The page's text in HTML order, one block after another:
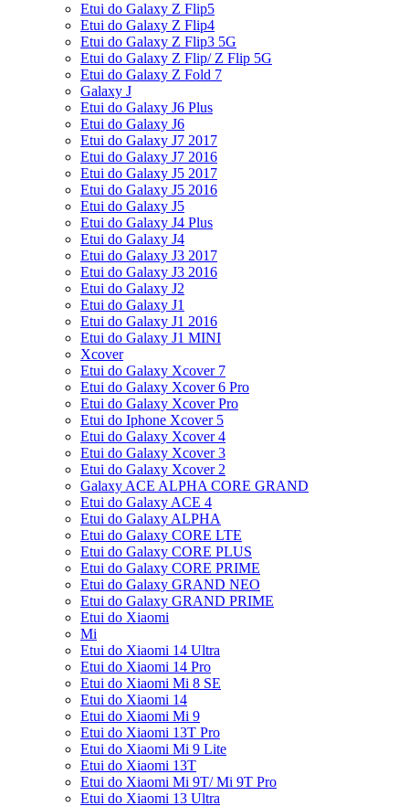
Etui do Galaxy Z Flip5
Etui do Galaxy Z Flip4
Etui do Galaxy Z Flip3 5G
Etui do Galaxy Z Flip/ Z Flip 5G
Etui do Galaxy Z Fold 7
Galaxy J
Etui do Galaxy J6 Plus
Etui do Galaxy J6
Etui do Galaxy J7 2017
Etui do Galaxy J7 2016
Etui do Galaxy J5 2017
Etui do Galaxy J5 2016
Etui do Galaxy J5
Etui do Galaxy J4 Plus
Etui do Galaxy J4
Etui do Galaxy J3 2017
Etui do Galaxy J3 2016
Etui do Galaxy J2
Etui do Galaxy J1
Etui do Galaxy J1 2016
Etui do Galaxy J1 MINI
Xcover
Etui do Galaxy Xcover 7
Etui do Galaxy Xcover 6 Pro
Etui do Galaxy Xcover Pro
Etui do Iphone Xcover 5
Etui do Galaxy Xcover 4
Etui do Galaxy Xcover 3
Etui do Galaxy Xcover 2
Galaxy ACE ALPHA CORE GRAND
Etui do Galaxy ACE 4
Etui do Galaxy ALPHA
Etui do Galaxy CORE LTE
Etui do Galaxy CORE PLUS
Etui do Galaxy CORE PRIME
Etui do Galaxy GRAND NEO
Etui do Galaxy GRAND PRIME
Etui do Xiaomi
Mi
Etui do Xiaomi 14 Ultra
Etui do Xiaomi 14 Pro
Etui do Xiaomi Mi 8 SE
Etui do Xiaomi 14
Etui do Xiaomi Mi 9
Etui do Xiaomi 13T Pro
Etui do Xiaomi Mi 9 Lite
Etui do Xiaomi 13T
Etui do Xiaomi Mi 9T/ Mi 9T Pro
Etui do Xiaomi 13 Ultra